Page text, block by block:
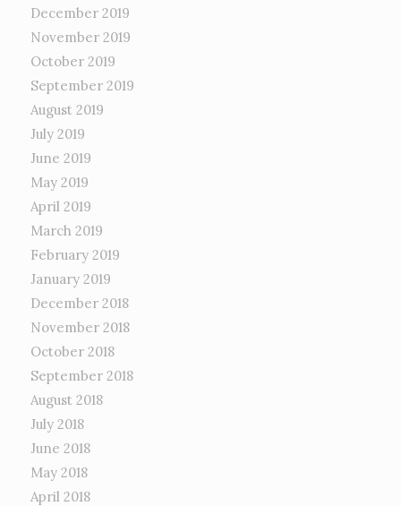
December 2019
November 2019
October 2019
September 2019
August 2019
July 2019
June 2019
May 2019
April 2019
March 2019
February 2019
January 2019
December 2018
November 2018
October 2018
September 2018
August 2018
July 2018
June 2018
May 2018
April 2018